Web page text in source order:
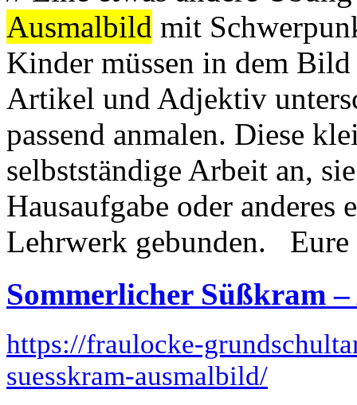
Ausmalbild mit
Kinder müssen in dem
Artikel und Adjektiv
passend anmalen. Diese
selbstständige Arbeit an,
Hausaufgabe oder anderes
Lehrwerk gebunden. Eure
Sommerlicher Süßkram
https://fraulocke-
suesskram-ausmalbild/